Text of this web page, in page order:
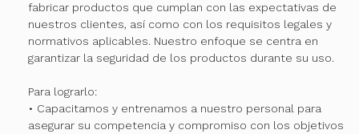
fabricar productos que cumplan con las expectativas de
nuestros clientes, así como con los requisitos legales y
normativos aplicables. Nuestro enfoque se centra en
garantizar la seguridad de los productos durante su uso.
Para lograrlo:
• Capacitamos y entrenamos a nuestro personal para
asegurar su competencia y compromiso con los objetivos